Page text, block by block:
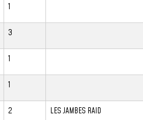
1
3
1
1
2 LES JAMBES RAID